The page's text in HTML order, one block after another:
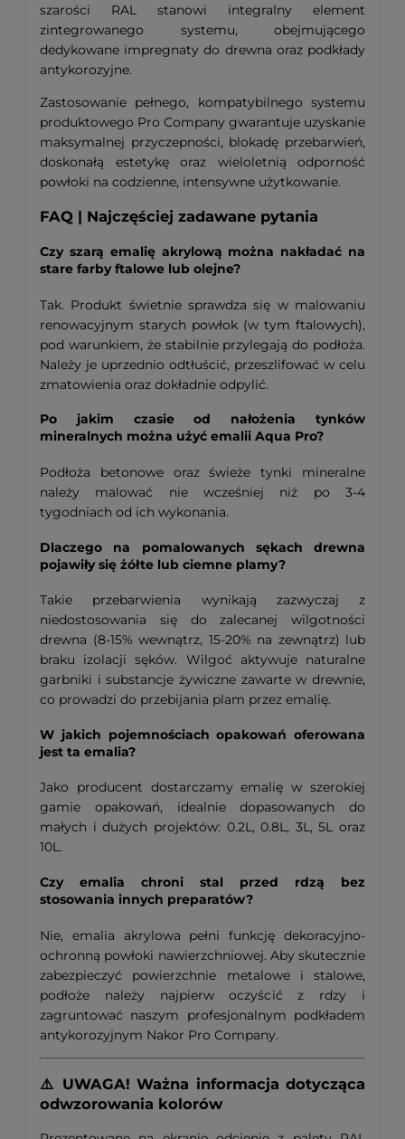
szarości RAL stanowi integralny element
zintegrowanego systemu, obejmującego
dedykowane impregnaty do drewna oraz podkłady
antykorozyjne.
Zastosowanie pełnego, kompatybilnego systemu
produktowego Pro Company gwarantuje uzyskanie
maksymalnej przyczepności, blokadę przebarwień,
doskonałą estetykę oraz wieloletnią odporność
powłoki na codzienne, intensywne użytkowanie.
FAQ | Najczęściej zadawane pytania
Czy szarą emalię akrylową można nakładać na
stare farby ftalowe lub olejne?
Tak. Produkt świetnie sprawdza się w malowaniu
renowacyjnym starych powłok (w tym ftalowych),
pod warunkiem, że stabilnie przylegają do podłoża.
Należy je uprzednio odtłuścić, przeszlifować w celu
zmatowienia oraz dokładnie odpylić.
Po jakim czasie od nałożenia tynków
mineralnych można użyć emalii Aqua Pro?
Podłoża betonowe oraz świeże tynki mineralne
należy malować nie wcześniej niż po 3-4
tygodniach od ich wykonania.
Dlaczego na pomalowanych sękach drewna
pojawiły się żółte lub ciemne plamy?
Takie przebarwienia wynikają zazwyczaj z
niedostosowania się do zalecanej wilgotności
drewna (8-15% wewnątrz, 15-20% na zewnątrz) lub
braku izolacji sęków. Wilgoć aktywuje naturalne
garbniki i substancje żywiczne zawarte w drewnie,
co prowadzi do przebijania plam przez emalię.
W jakich pojemnościach opakowań oferowana
jest ta emalia?
Jako producent dostarczamy emalię w szerokiej
gamie opakowań, idealnie dopasowanych do
małych i dużych projektów: 0.2L, 0.8L, 3L, 5L oraz
10L.
Czy emalia chroni stal przed rdzą bez
stosowania innych preparatów?
Nie, emalia akrylowa pełni funkcję dekoracyjno-
ochronną powłoki nawierzchniowej. Aby skutecznie
zabezpieczyć powierzchnie metalowe i stalowe,
podłoże należy najpierw oczyścić z rdzy i
zagruntować naszym profesjonalnym podkładem
antykorozyjnym Nakor Pro Company.
⚠️ UWAGA! Ważna informacja dotycząca
odwzorowania kolorów